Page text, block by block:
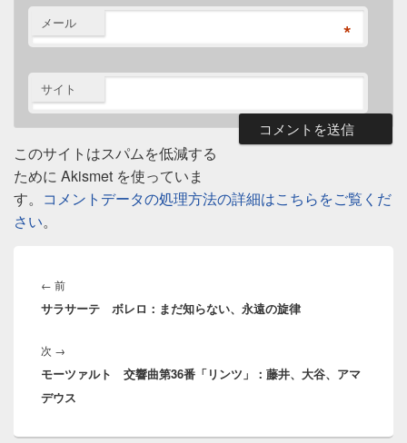
メール *
サイト
このサイトはスパムを低減する
ために Akismet を使っていま
す。 コメントデータの処理方法の詳細はこちらをご覧くだ
さい。
稿
ナ
ゲ
ー
シ
ョ
← 前前
の
サラサーテ ボレロ：まだ知らない、永遠の旋律
次 →
の
投
モーツァルト 交響曲第36番「リンツ」：藤井、大谷、アマ
デウス